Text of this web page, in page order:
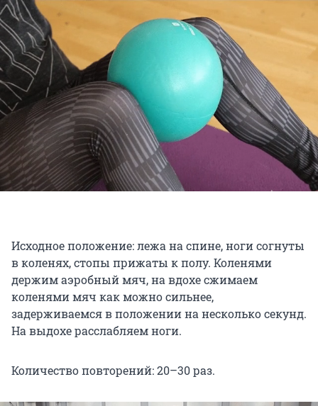
Исходное положение: лежа на спине, ноги согнуты
в коленях, стопы прижаты к полу. Коленями
держим аэробный мяч, на вдохе сжимаем
коленями мяч как можно сильнее,
задерживаемся в положении на несколько секунд.
На выдохе расслабляем ноги.
Количество повторений: 20–30 раз.